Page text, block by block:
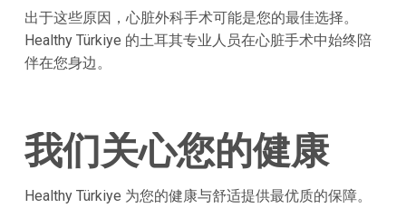
出于这些原因，心脏外科手术可能是您的最佳选择。
Healthy Türkiye 的土耳其专业人员在心脏手术中始终陪
伴在您身边。
我们关心您的健康
Healthy Türkiye 为您的健康与舒适提供最优质的保障。